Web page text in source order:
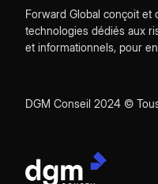
Forward Global conçoit et
technologies dédiés aux
et informationnels, pour
DGM Conseil 2024 ©